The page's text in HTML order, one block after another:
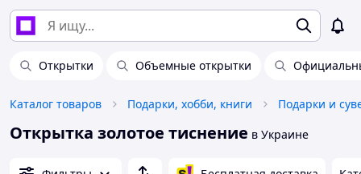
Открытки Объемные открытки
Каталог товаров Подарки, хобби, книги Подарки и
Открытка золотое тиснение в Украине